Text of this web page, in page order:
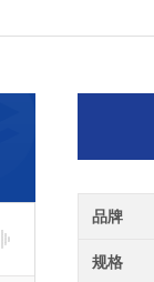
品牌
规格